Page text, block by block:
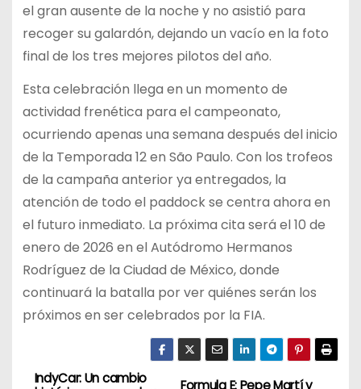
el gran ausente de la noche y no asistió para
recoger su galardón, dejando un vacío en la foto
final de los tres mejores pilotos del año.
Esta celebración llega en un momento de
actividad frenética para el campeonato,
ocurriendo apenas una semana después del inicio
de la Temporada 12 en São Paulo. Con los trofeos
de la campaña anterior ya entregados, la
atención de todo el paddock se centra ahora en
el futuro inmediato. La próxima cita será el 10 de
enero de 2026 en el Autódromo Hermanos
Rodríguez de la Ciudad de México, donde
continuará la batalla por ver quiénes serán los
próximos en ser celebrados por la FIA.
Formula E: Pepe Martí y
IndyCar: Un cambio